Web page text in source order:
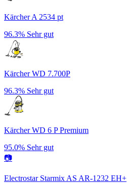
Kärcher A 2534 pt
96.3% Sehr gut
Kärcher WD 7.700P
96.3% Sehr gut
Kärcher WD 6 P Premium
95.0% Sehr gut
📷
Electrostar Starmix AS AR-1232 EH+